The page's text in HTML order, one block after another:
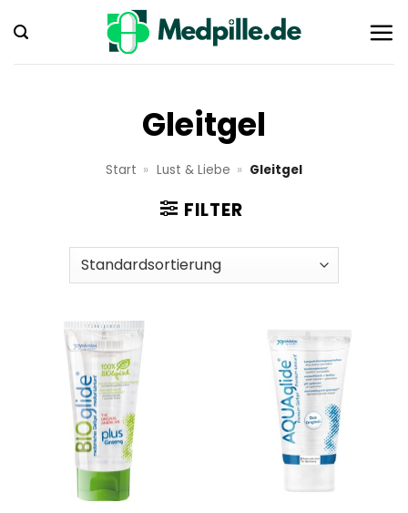
Inhalt
springen
Gleitgel
Start » Lust & Liebe » Gleitgel
FILTER